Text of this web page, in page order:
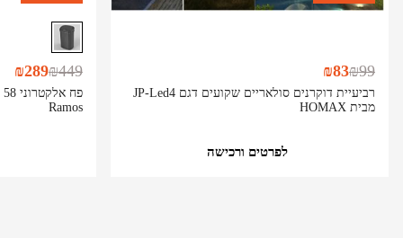
רביעיית דוקרנים סולאריים שקועים דגם JP-Led4
מבית HOMAX
₪99
₪83
לפרטים ורכישה
Ramos
₪449
₪289